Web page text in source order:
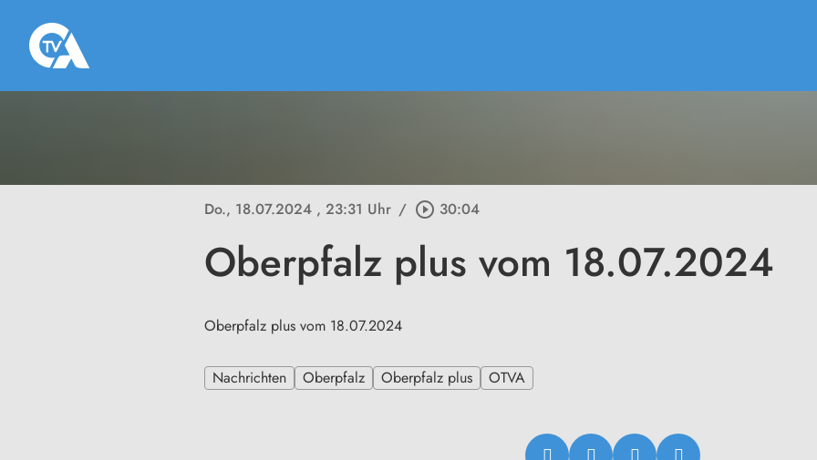
Do., 18.07.2024 , 23:31 Uhr / play_circle_outline 30:04
Oberpfalz plus vom 18.07.2024
Oberpfalz plus vom 18.07.2024
Nachrichten Oberpfalz Oberpfalz plus OTVA